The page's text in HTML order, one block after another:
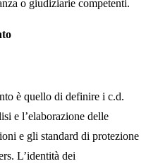
o giudiziarie competenti.
è quello di definire i c.d.
e l’elaborazione delle
e gli standard di protezione
L’identità dei